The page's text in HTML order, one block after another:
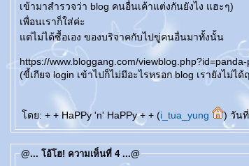
เข้ามาสำรวจว่า blog คนอื่นเค้าแต่งกันยังไง แฮะๆ)
เพื่อนเราก็ใส่ค่ะ
ต่ไม่ได้ซื้อเอง ของบริจาคกับไปขู่คนอื่นมาทั้งนั้น
https://www.bloggang.com/
(ขี้เกียจ login เข้าไปก็ไม่มีอะไรหรอก blog เรายังไม่ได้
ดย: + + HaPPy 'n' HaPPy + + (i_tua_yung ) วั
@... โอ้โฮ! ความเห็นที่ 4 ...@